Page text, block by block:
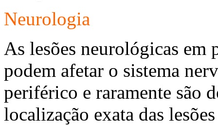
Neurologia
As lesões neurológicas em
podem afetar o sistema
periférico e raramente são
localização exata das